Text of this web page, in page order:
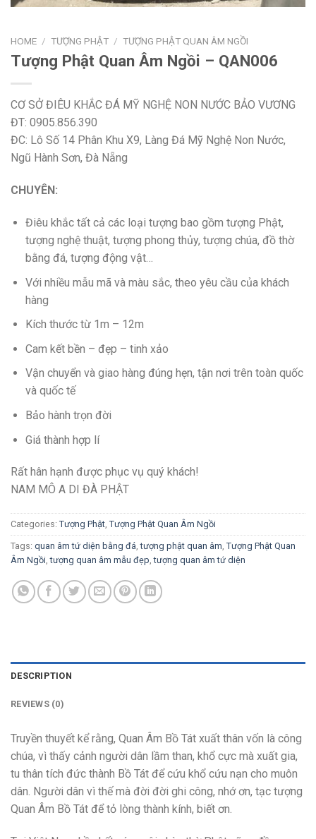
HOME / TƯỢNG PHẬT / TƯỢNG PHẬT QUAN ÂM NGỒI
Tượng Phật Quan Âm Ngồi – QAN006
CƠ SỞ ĐIÊU KHẮC ĐÁ MỸ NGHỆ NON NƯỚC BẢO VƯƠNG
ĐT: 0905.856.390
ĐC: Lô Số 14 Phân Khu X9, Làng Đá Mỹ Nghệ Non Nước,
Ngũ Hành Sơn, Đà Nẵng
CHUYÊN:
Điêu khắc tất cả các loại tượng bao gồm tượng Phật,
tượng nghệ thuật, tượng phong thủy, tượng chúa, đồ thờ
bằng đá, tượng động vật…
Với nhiều mẫu mã và màu sắc, theo yêu cầu của khách
hàng
Kích thước từ 1m – 12m
Cam kết bền – đẹp – tinh xảo
Vận chuyển và giao hàng đúng hẹn, tận nơi trên toàn quốc
và quốc tế
Bảo hành trọn đời
Giá thành hợp lí
Rất hân hạnh được phục vụ quý khách!
NAM MÔ A DI ĐÀ PHẬT
Categories: Tượng Phật, Tượng Phật Quan Âm Ngồi
Tags: quan âm tứ diện bằng đá,tượng phật quan âm, Tượng Phật Quan
Âm Ngồi,tượng quan âm mẫu đẹp,tượng quan âm tứ diện
DESCRIPTION
REVIEWS (0)
Truyền thuyết kể rằng, Quan Âm Bồ Tát xuất thân vốn là công
chúa, vì thấy cảnh người dân lầm than, khổ cực mà xuất gia,
tu thân tích đức thành Bồ Tát để cứu khổ cứu nạn cho muôn
dân. Người dân vì thế mà đời đời ghi công, nhớ ơn, tạc tượng
Quan Âm Bồ Tát để tỏ lòng thành kính, biết ơn.